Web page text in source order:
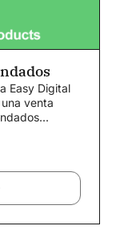
Easy Digital
venta